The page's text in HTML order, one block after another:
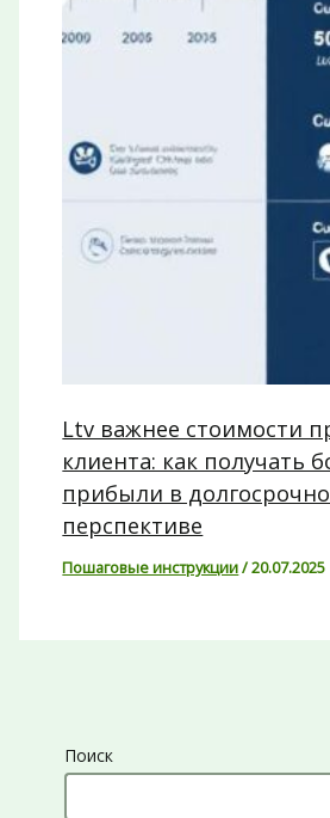
Ltv важнее стоимости
клиента: как получать
прибыли в
перспективе
Пошаговые инструкции/20.07.2025
Поиск